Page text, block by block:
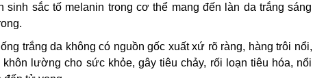
sắc tố melanin trong cơ thể mang đến làn da trắng sáng
trắng da không có nguồn gốc xuất xứ rõ ràng, hàng trôi nổi,
lường cho sức khỏe, gây tiêu chảy, rối loạn tiêu hóa, nổi